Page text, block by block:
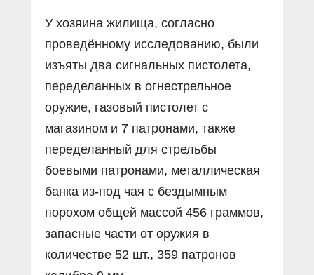
У хозяина жилища, согласно
проведённому исследованию, были
изъяты два сигнальных пистолета,
переделанных в огнестрельное
оружие, газовый пистолет с
магазином и 7 патронами, также
переделанный для стрельбы
боевыми патронами, металлическая
банка из-под чая с бездымным
порохом общей массой 456 граммов,
запасные части от оружия в
количестве 52 шт., 359 патронов